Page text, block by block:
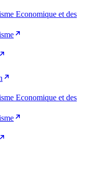
Economique et des
Economique et des